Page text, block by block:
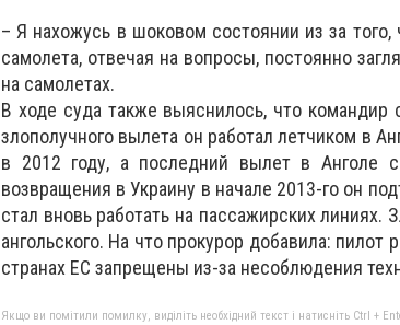
– Я нахожусь в шоковом состоянии из­ за
самолета, отвечая на вопросы, постоянно
на самолетах.
В ходе суда также выяснилось, что
злополучного вылета он работал летчиком в
в 2012 году, а последний вылет в Анголе
возвращения в Украину в начале 2013-го он
стал вновь работать на пассажирских
ангольского. На что прокурор добавила: пилот
странах ЕС запрещены из-за несоблюдения
Якщо ви помітили помилку, виділіть необхідний текст і натисніть Ctrl +